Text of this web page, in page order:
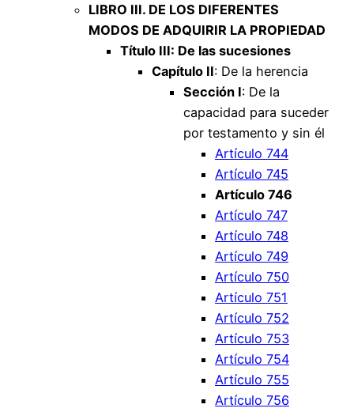
LIBRO III. DE LOS DIFERENTES
MODOS DE ADQUIRIR LA PROPIEDAD
Título III: De las sucesiones
Capítulo II: De la herencia
Sección I: De la
capacidad para suceder
por testamento y sin él
Artículo 744
Artículo 745
Artículo 746
Artículo 747
Artículo 748
Artículo 749
Artículo 750
Artículo 751
Artículo 752
Artículo 753
Artículo 754
Artículo 755
Artículo 756